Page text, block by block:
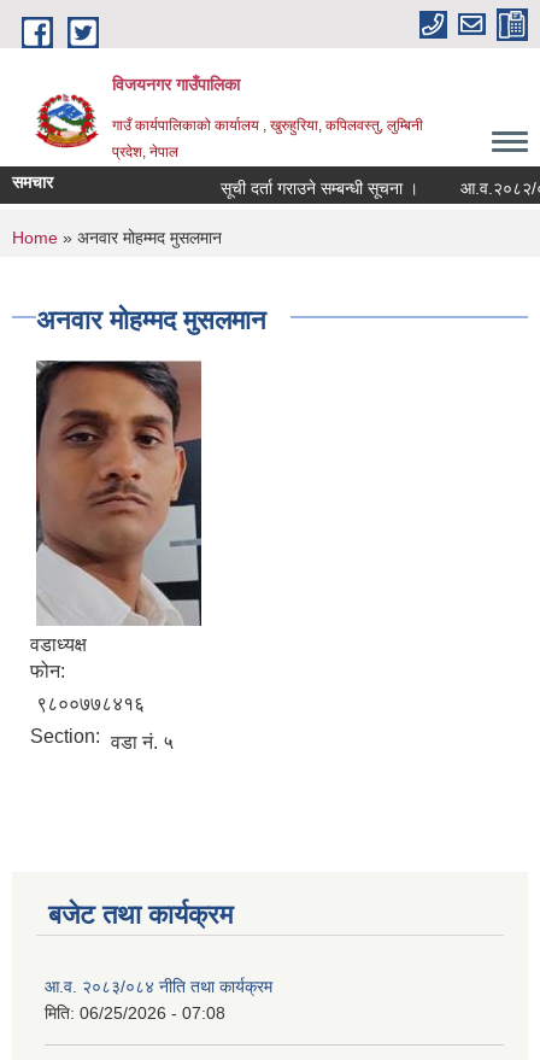
Skip to main content
विजयनगर गाउँपालिका
गाउँ कार्यपालिकाको कार्यालय , खुरुहुरिया, कपिलवस्तु, लुम्बिनी
प्रदेश, नेपाल
समचार सूची दर्ता गराउने सम्बन्धी सूचना । आ.व.२०८२/
You are here
Home » अनवार मोहम्मद मुसलमान
अनवार मोहम्मद मुसलमान
वडाध्यक्ष
फोन:
९८००७७८४१६
Section: वडा नं. ५
बजेट तथा कार्यक्रम
आ.व. २०८३/०८४ नीति तथा कार्यक्रम
मिति: 06/25/2026 - 07:08